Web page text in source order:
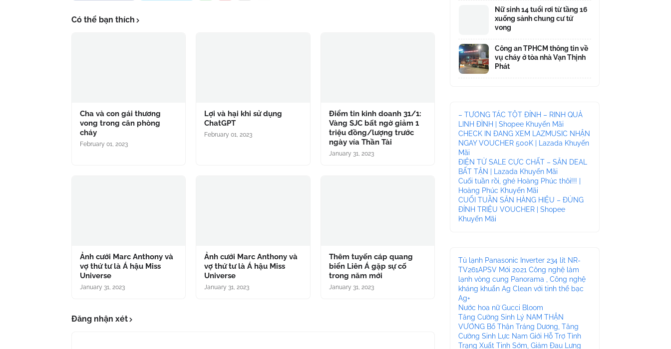
Có thể bạn thích
Cha và con gái thương
vong trong căn phòng
cháy
February 01, 2023
Lợi và hại khi sử dụng
ChatGPT
February 01, 2023
Điểm tin kinh doanh 31/1:
Vàng SJC bất ngờ giảm 1
triệu đồng/lượng trước
ngày vía Thần Tài
January 31, 2023
Ảnh cưới Marc Anthony và
vợ thứ tư là Á hậu Miss
Universe
January 31, 2023
Ảnh cưới Marc Anthony và
vợ thứ tư là Á hậu Miss
Universe
January 31, 2023
Thêm tuyến cáp quang
biển Liên Á gặp sự cố
trong năm mới
January 31, 2023
Đăng nhận xét
Nữ sinh 14 tuổi rơi từ tầng 16
xuống sảnh chung cư tử
vong
Công an TPHCM thông tin về
vụ cháy ở tòa nhà Vạn Thịnh
Phát
– TƯƠNG TÁC TỘT ĐỈNH – RINH QUÀ
LINH ĐÌNH | Shopee Khuyến Mãi
CHECK IN ĐANG XEM LAZMUSIC NHẬN
NGAY VOUCHER 500K | Lazada Khuyến
Mãi
ĐIỆN TỬ SALE CỰC CHẤT – SĂN DEAL
BẤT TẬN | Lazada Khuyến Mãi
Cuối tuần rồi, ghé Hoàng Phúc thôi!!! |
Hoàng Phúc Khuyến Mãi
CUỐI TUẦN SĂN HÀNG HIỆU – ĐỦNG
ĐỈNH TRIỆU VOUCHER | Shopee
Khuyến Mãi
Tủ lạnh Panasonic Inverter 234 lít NR-
TV261APSV Mới 2021 Công nghệ làm
lạnh vòng cung Panorama , Công nghệ
kháng khuẩn Ag Clean với tinh thể bạc
Ag+
Nước hoa nữ Gucci Bloom
Tăng Cường Sinh Lý NAM THẬN
VƯƠNG Bổ Thận Tráng Dương, Tăng
Cường Sinh Lực Nam Giới Hỗ Trợ Tình
Trạng Xuất Tinh Sớm, Giảm Đau Lưng